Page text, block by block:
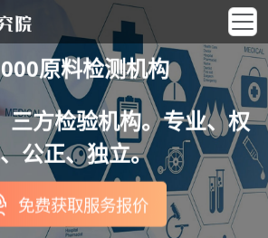
原料检测机构
三方检验机构。专业、权
公正、独立。
免费获取服务报价